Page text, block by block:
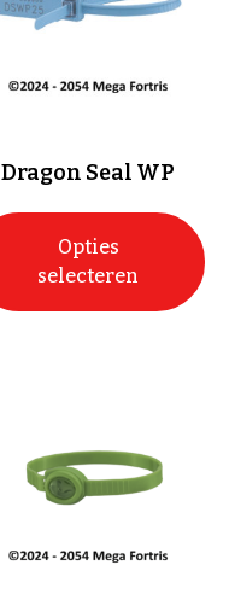
Dragon Seal WP
Opties
selecteren